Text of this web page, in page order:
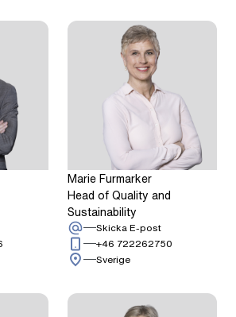
Ring: + 4 6 7 0 2 7 4 6 8 1 6
Marie Furmarker
Head of Quality and
Sustainability
Skicka E-post:
+46 722262750Ring: + 4 6 7
Sverige